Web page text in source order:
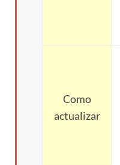
Como
actualizar